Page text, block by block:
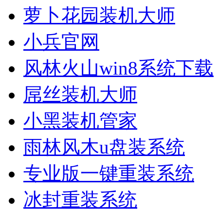
萝卜花园装机大师
小兵官网
风林火山win8系统下载
屌丝装机大师
小黑装机管家
雨林风木u盘装系统
专业版一键重装系统
冰封重装系统